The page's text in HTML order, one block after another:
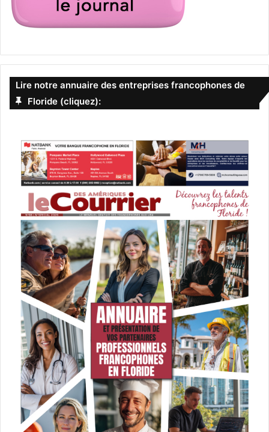
Lire notre annuaire des entreprises francophones de
Floride (cliquez):